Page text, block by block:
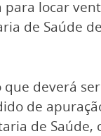
para locar
de Saúde de
que deverá ser
de
de Saúde,